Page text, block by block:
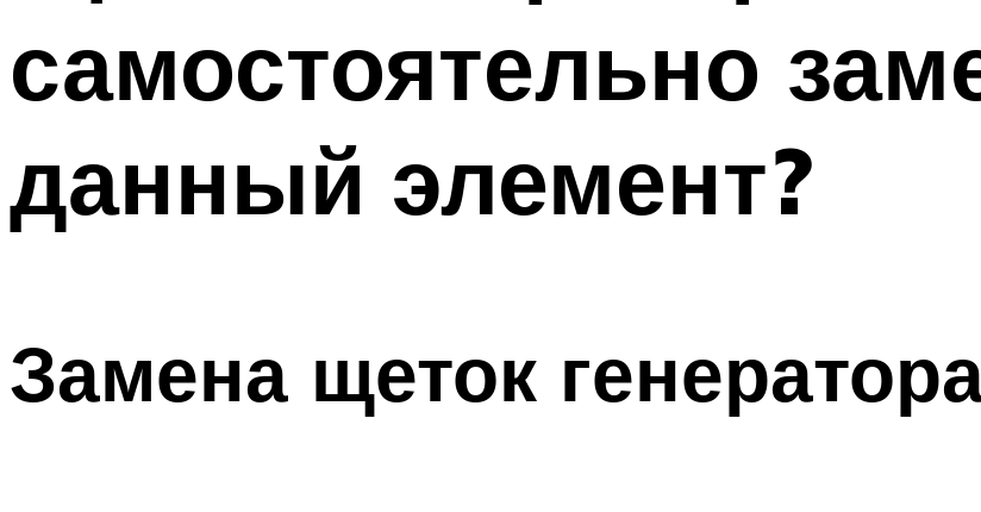
самостоятельно
данный элемент?
Замена щеток